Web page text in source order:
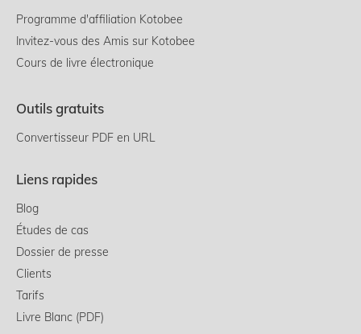
Programme d'affiliation Kotobee
Invitez-vous des Amis sur Kotobee
Cours de livre électronique
Outils gratuits
Convertisseur PDF en URL
Liens rapides
Blog
Études de cas
Dossier de presse
Clients
Tarifs
Livre Blanc (PDF)